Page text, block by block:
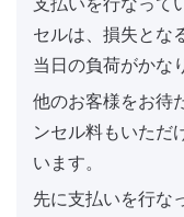
セルは、損失とな
当日の負荷がかな
他のお客様をお待
ンセル料もいただ
います。
先に支払いを行な